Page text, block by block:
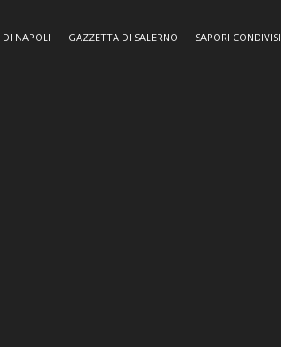
NAPOLI GAZZETTA DI SALERNO SAPORI CONDIVISI